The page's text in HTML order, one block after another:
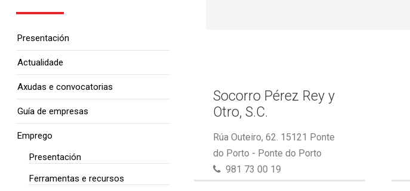
Socorro Pérez Rey y
Otro, S.C.
Rúa Outeiro, 62. 15121 Ponte
do Porto - Ponte do Porto
981 73 00 19
Presentación
Actualidade
Axudas e convocatorias
Guía de empresas
Emprego
Presentación
Ferramentas e recursos